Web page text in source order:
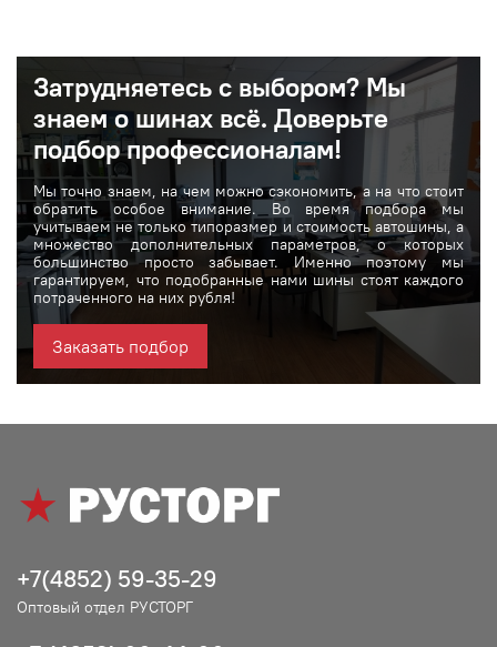
Затрудняетесь с выбором? Мы
знаем о шинах вcё. Доверьте
подбор профессионалам!
Мы точно знаем, на чем можно сэкономить, а на что стоит
обратить особое внимание. Во время подбора мы
учитываем не только типоразмер и стоимость автошины, а
множество дополнительных параметров, о которых
большинство просто забывает. Именно поэтому мы
гарантируем, что подобранные нами шины стоят каждого
потраченного на них рубля!
Заказать подбор
+7(4852) 59-35-29
Оптовый отдел РУСТОРГ